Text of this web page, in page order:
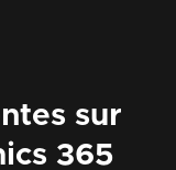
sur
365